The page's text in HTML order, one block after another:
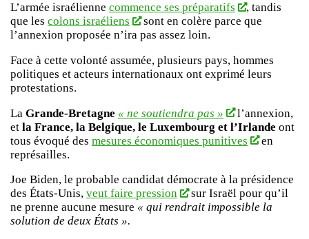
L’armée israélienne commence ses préparatifs
, tandis
que les colons israéliens
sont en colère parce que
l’annexion proposée n’ira pas assez loin.
Face à cette volonté assumée, plusieurs pays, hommes
politiques et acteurs internationaux ont exprimé leurs
protestations.
La Grande-Bretagne « ne soutiendra pas »
l’annexion,
et la France, la Belgique, le Luxembourg et l’Irlande ont
tous évoqué des mesures économiques punitives
en
représailles.
Joe Biden, le probable candidat démocrate à la présidence
des États-Unis, veut faire pression
sur Israël pour qu’il
ne prenne aucune mesure « qui rendrait impossible la
solution de deux États ».